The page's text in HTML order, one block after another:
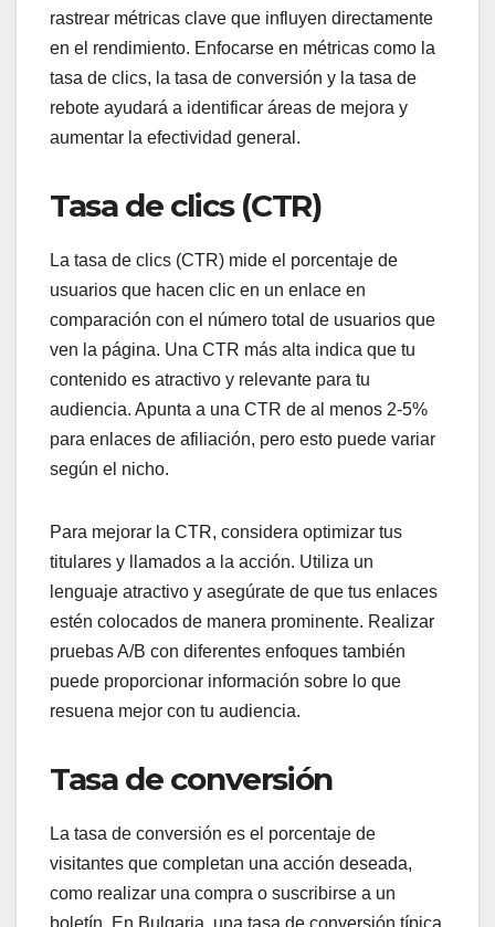
rastrear métricas clave que influyen directamente
en el rendimiento. Enfocarse en métricas como la
tasa de clics, la tasa de conversión y la tasa de
rebote ayudará a identificar áreas de mejora y
aumentar la efectividad general.
Tasa de clics (CTR)
La tasa de clics (CTR) mide el porcentaje de
usuarios que hacen clic en un enlace en
comparación con el número total de usuarios que
ven la página. Una CTR más alta indica que tu
contenido es atractivo y relevante para tu
audiencia. Apunta a una CTR de al menos 2-5%
para enlaces de afiliación, pero esto puede variar
según el nicho.
Para mejorar la CTR, considera optimizar tus
titulares y llamados a la acción. Utiliza un
lenguaje atractivo y asegúrate de que tus enlaces
estén colocados de manera prominente. Realizar
pruebas A/B con diferentes enfoques también
puede proporcionar información sobre lo que
resuena mejor con tu audiencia.
Tasa de conversión
La tasa de conversión es el porcentaje de
visitantes que completan una acción deseada,
como realizar una compra o suscribirse a un
boletín. En Bulgaria, una tasa de conversión típica